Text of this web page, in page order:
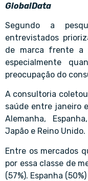
GlobalData
Segundo a
entrevistados
de marca frente a
especialmente
preocupação do
A consultoria
saúde entre janeiro
Alemanha,
Japão e Reino Unido.
Entre os mercados
por essa classe de
(57%). Espanha